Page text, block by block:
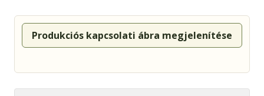
Produkciós kapcsolati ábra megjelenítése